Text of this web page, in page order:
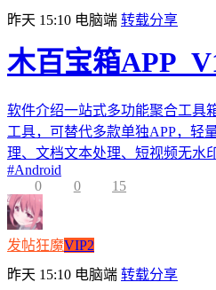
昨天 15:10 电脑端 转载分享
木百宝箱
软件介绍一站式多功能聚合工具
工具，可替代多款单独APP，轻
理、文档文本处理、短视频无水
#Android
0
0 15
发帖狂魔VIP2
昨天 15:10 电脑端 转载分享